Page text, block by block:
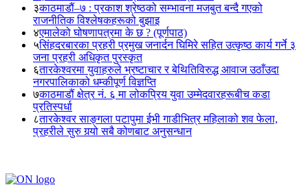
३काठमाडौं–७ : प्रकाश श्रेष्ठको सम्भावना मजबुत बन्दै गएको
राजनीतिक विश्लेषकहरूको बुझाइ
४एमालेको घोषणापत्रमा के छ ? (पूर्णपाठ)
५सिंहदरबारका प्रहरी प्रमुख जनार्दन घिमिरे सहित उत्कृष्ठ कार्य गर्ने ३
जना प्रहरी अधिकृत पुरस्कृत
६तारकेश्वरमा युवाहरुले भ्रष्टाचार र बेथितिविरुद्ध आवाज उठाँउदा
नगरपालिकाको धम्कीपूर्ण विज्ञप्ति
७काठमाडौं क्षेत्र नं. ६ मा लोकप्रिय युवा उम्मेदवारहरूबीच कडा
प्रतिस्पर्धा
८तारकेश्वर साङ्गला पटापुमा ईभी गाडीभित्र महिलाको शव फेला,
प्रहरीले सुरु गर्‍यो सबै कोणबाट अनुसन्धान